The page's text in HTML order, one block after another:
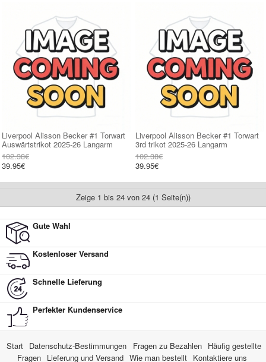
Liverpool Alisson Becker #1 Torwart
Auswärtstrikot 2025-26 Langarm
102.38€
39.95€
Liverpool Alisson Becker #1 Torwart
3rd trikot 2025-26 Langarm
102.38€
39.95€
Zeige 1 bis 24 von 24 (1 Seite(n))
Gute Wahl
Kostenloser Versand
Schnelle Lieferung
Perfekter Kundenservice
Start Datenschutz-Bestimmungen Fragen zu Bezahlen Häufig gestellte
Fragen
Lieferung und Versand Wie man bestellt Kontaktiere uns